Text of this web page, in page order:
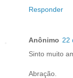
Responder
Anônimo 22
Sinto muito
Abração.